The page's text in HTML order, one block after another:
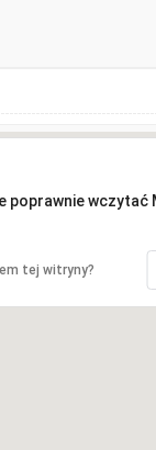
poprawnie wczytać
tej witryny?